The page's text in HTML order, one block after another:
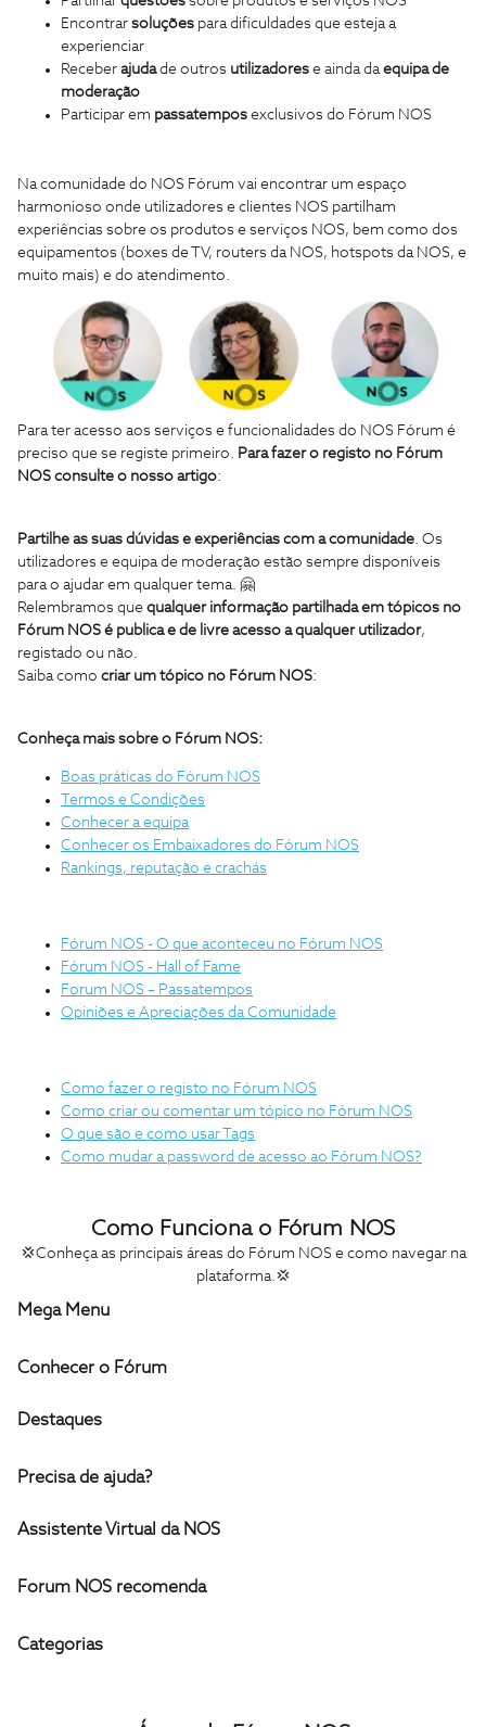
Encontrar soluções para dificuldades que esteja a
experienciar
Receber ajudade outros utilizadores e ainda daequipa de
moderação
Participar em passatempos exclusivos do Fórum NOS
Na comunidade do NOS Fórum vai encontrar um espaço
harmonioso onde utilizadores e clientes NOS partilham
experiências sobre os produtos e serviços NOS, bem como dos
equipamentos (boxes de TV, routers da NOS, hotspots da NOS, e
muito mais) e do atendimento.
Para ter acesso aos serviços e funcionalidades do NOS Fórum é
preciso que se registe primeiro. Para fazer o registo no Fórum
NOS consulte o nosso artigo:
Partilhe as suas dúvidas e experiências com a comunidade. Os
utilizadores e equipa de moderação estão sempre disponíveis
para o ajudar em qualquer tema. 🤗
Relembramos que qualquer informação partilhada em tópicos no
Fórum NOS é publica e de livre acesso a qualquer utilizador,
registado ou não.
Saiba como criar um tópico no Fórum NOS:
Conheça mais sobre o Fórum NOS:
Boas práticas do Fórum NOS
Termos e Condições
Conhecer a equipa
Conhecer os Embaixadores do Fórum NOS
Rankings, reputação e crachás
Fórum NOS - O que aconteceu no Fórum NOS
Fórum NOS - Hall of Fame
Forum NOS – Passatempos
Opiniões e Apreciações da Comunidade
Como fazer o registo no Fórum NOS
Como criar ou comentar um tópico no Fórum NOS
O que são e como usar Tags
Como mudar a password de acesso ao Fórum NOS?
Como Funciona o Fórum NOS
💢Conheça as principais áreas do Fórum NOS e como navegar na
plataforma.💢
Mega Menu
Conhecer o Fórum
Destaques
Precisa de ajuda?
Assistente Virtual da NOS
Forum NOS recomenda
Categorias